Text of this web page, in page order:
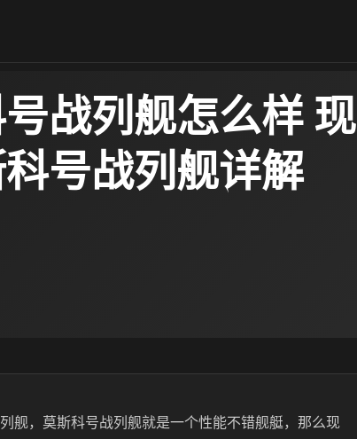
战列舰怎么样 现
号战列舰详解
舰，莫斯科号战列舰就是一个性能不错舰艇，那么现